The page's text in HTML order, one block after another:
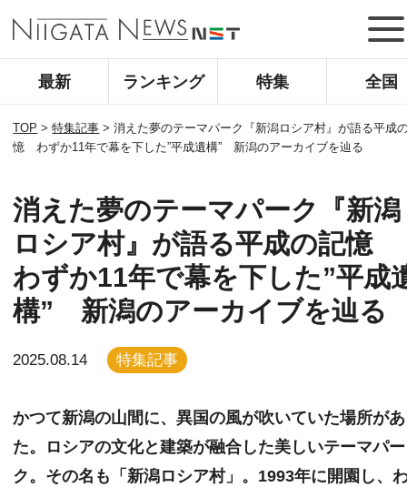
最新 ランキング 特集 全国
TOP >特集記事 >消えた夢のテーマパーク『新潟ロシア村』が語る平成
憶 わずか11年で幕を下した”平成遺構” 新潟のアーカイブを辿る
消えた夢のテーマパーク『新潟
ロシア村』が語る平成の記憶
わずか11年で幕を下した”平成
構” 新潟のアーカイブを辿る
2025.08.14 特集記事
かつて新潟の山間に、異国の風が吹いていた場所が
た。ロシアの文化と建築が融合した美しいテーマパー
ク。その名も「新潟ロシア村」。1993年に開園し、